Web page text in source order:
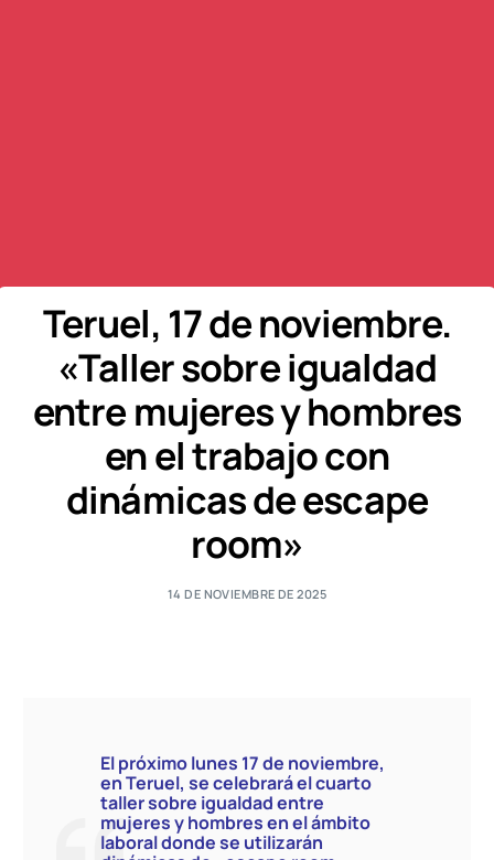
Teruel, 17 de noviembre.
«Taller sobre igualdad
entre mujeres y hombres
en el trabajo con
dinámicas de escape
room»
14 DE NOVIEMBRE DE 2025
El próximo lunes 17 de noviembre,
en Teruel, se celebrará el cuarto
taller sobre igualdad entre
mujeres y hombres en el ámbito
laboral donde se utilizarán